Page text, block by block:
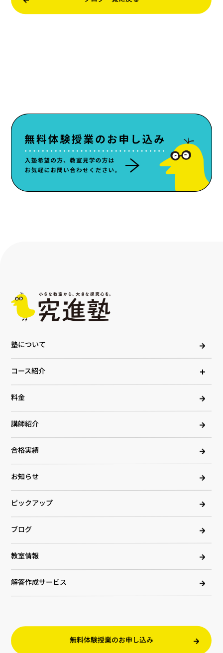
塾について
コース紹介
料金
講師紹介
合格実績
お知らせ
ピックアップ
ブログ
教室情報
解答作成サービス
無料体験授業のお申し込み